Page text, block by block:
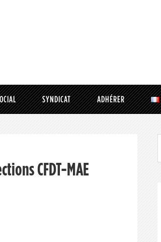
SYNDICAT ADHÉRER
CFDT-MAE